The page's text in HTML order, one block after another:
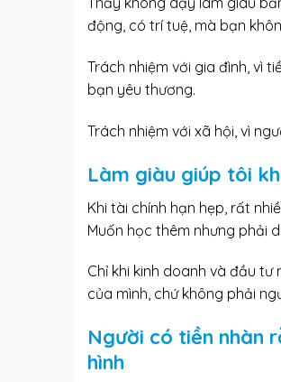
động, có trí tuệ, mà bạn
Trách nhiệm với gia đình, vì
bạn yêu thương.
Trách nhiệm với xã hội, vì
Làm giàu giúp tôi
Khi tài chính hạn hẹp, rất
Muốn học thêm nhưng phải
Chỉ khi kinh doanh và đầu tư
của mình, chứ không phải
Người có tiền nhàn
hình